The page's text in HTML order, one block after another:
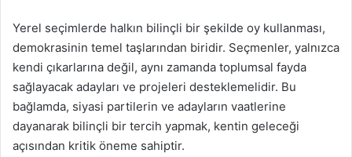
Yerel seçimlerde halkın bilinçli bir şekilde oy kullanması,
demokrasinin temel taşlarından biridir. Seçmenler, yalnızca
kendi çıkarlarına değil, aynı zamanda toplumsal fayda
sağlayacak adayları ve projeleri desteklemelidir. Bu
bağlamda, siyasi partilerin ve adayların vaatlerine
dayanarak bilinçli bir tercih yapmak, kentin geleceği
açısından kritik öneme sahiptir.